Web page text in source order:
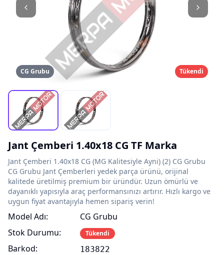
CG Grubu Tükendi
Jant Çemberi 1.40x18 CG TF Marka
Jant Çemberi 1.40x18 CG (MG Kalitesiyle Ayni) (2) CG Grubu
CG Grubu Jant Çemberleri yedek parça ürünü, orijinal
kalitede üretilmiş premium bir üründür. Uzun ömürlü ve
dayanıklı yapısıyla araç performansınızı artırır. Hızlı kargo ve
uygun fiyat avantajıyla hemen sipariş verin!
Model Adı:
Stok Durumu:
Barkod:
CG Grubu
Tükendi
183822